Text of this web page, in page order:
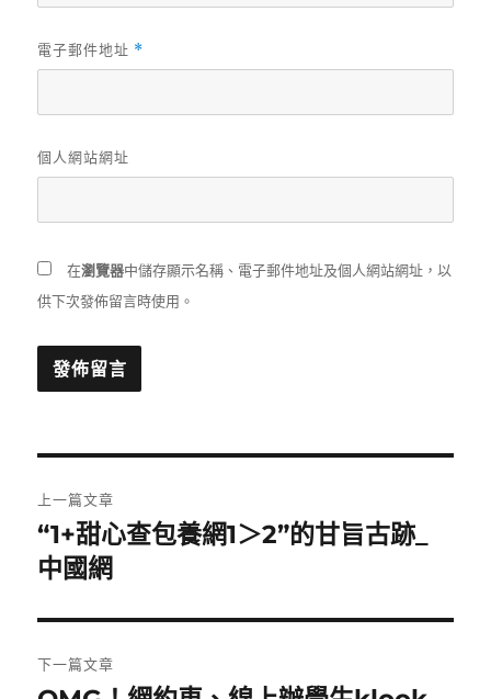
電子郵件地址 *
個人網站網址
在瀏覽器中儲存顯示名稱、電子郵件地址及個人網站網址，以
供下次發佈留言時使用。
章
導
覽
上一篇文章
上
一
文
章:
“1+甜心查包養網1＞2”的甘旨古跡_
中國網
下一篇文章